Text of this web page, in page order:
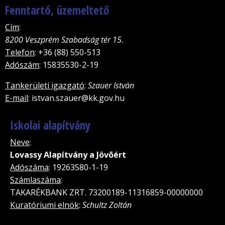
Fenntartó, üzemeltető
Cím:
8200 Veszprém Szabadság tér 15.
Telefon: +36 (88) 550-513
Adószám: 15835530-2-19
Tankerületi igazgató: Szauer István
E-mail: istvan.szauer@kk.gov.hu
Iskolai alapítvány
Neve:
Lovassy Alapítvány a Jövõért
Adószáma: 19263580-1-19
Számlaszáma:
TAKARÉKBANK ZRT. 73200189-11316859-00000000
Kuratóriumi elnök: Schultz Zoltán